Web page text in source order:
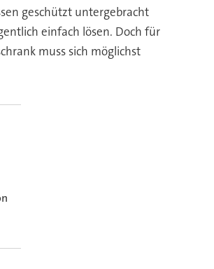
geschützt untergebracht
einfach lösen. Doch für
muss sich möglichst